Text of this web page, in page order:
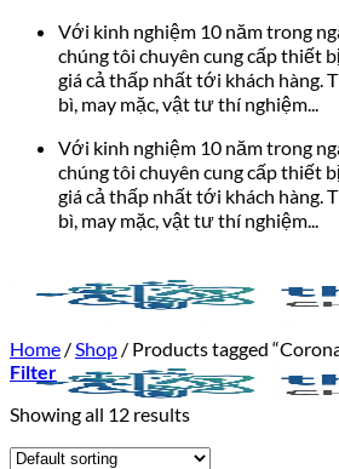
Với kinh nghiệm 10 năm trong
chúng tôi chuyên cung cấp thiết
giá cả thấp nhất tới khách hàng.
bì, may mặc, vật tư thí nghiệm...
Với kinh nghiệm 10 năm trong
chúng tôi chuyên cung cấp thiết
giá cả thấp nhất tới khách hàng.
bì, may mặc, vật tư thí nghiệm...
Home /Shop / Products tagged
Filter
Showing all 12 results